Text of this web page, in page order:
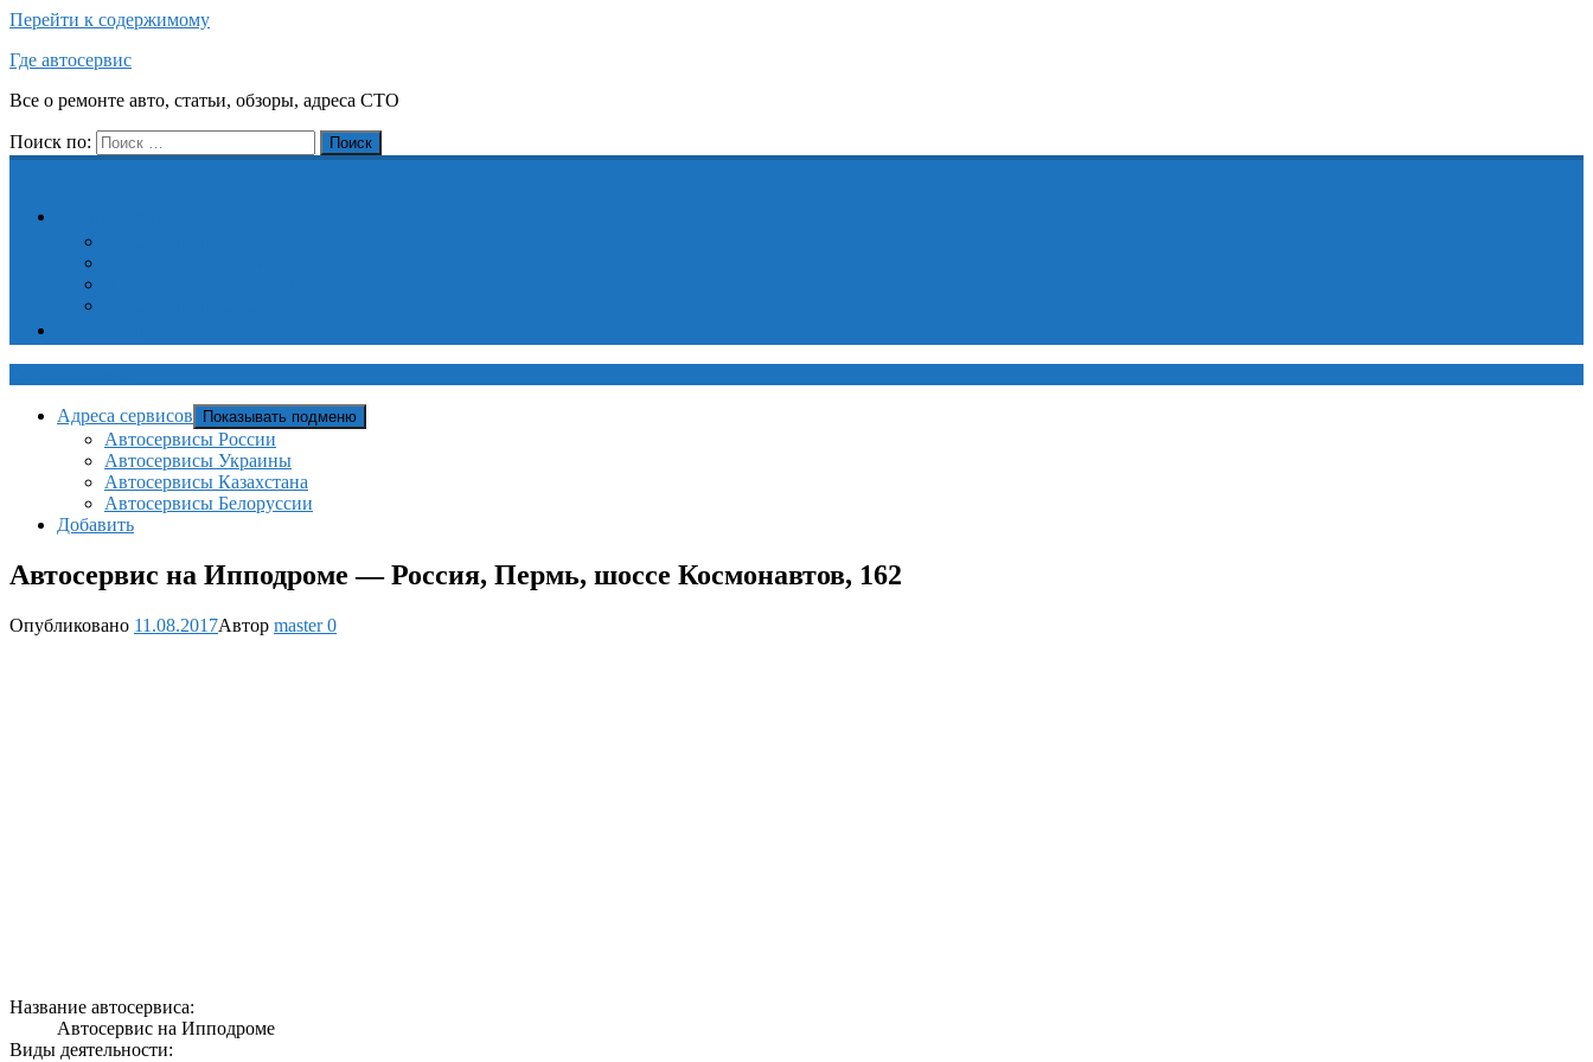
Перейти к содержимому
Где автосервис
Все о ремонте авто, статьи, обзоры, адреса СТО
Поиск по: Поиск
Адреса сервисов Показывать подменю
Автосервисы России
Автосервисы Украины
Автосервисы Казахстана
Автосервисы Белоруссии
Добавить
Автосервис на Ипподроме — Россия, Пермь, шоссе Космонавтов, 162
Опубликовано 11.08.2017Автор master0
Название автосервиса:
Автосервис на Ипподроме
Виды деятельности: